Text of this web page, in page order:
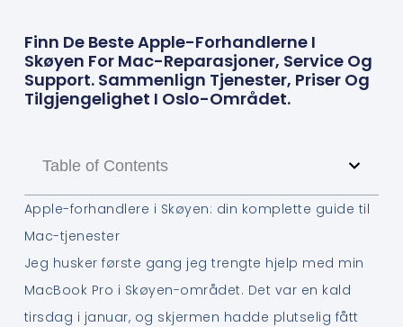
Finn De Beste Apple-Forhandlerne I
Skøyen For Mac-Reparasjoner, Service Og
Support. Sammenlign Tjenester, Priser Og
Tilgjengelighet I Oslo-Området.
Table of Contents
Apple-forhandlere i Skøyen: din komplette guide til
Mac-tjenester
Jeg husker første gang jeg trengte hjelp med min
MacBook Pro i Skøyen-området. Det var en kald
tirsdag i januar, og skjermen hadde plutselig fått